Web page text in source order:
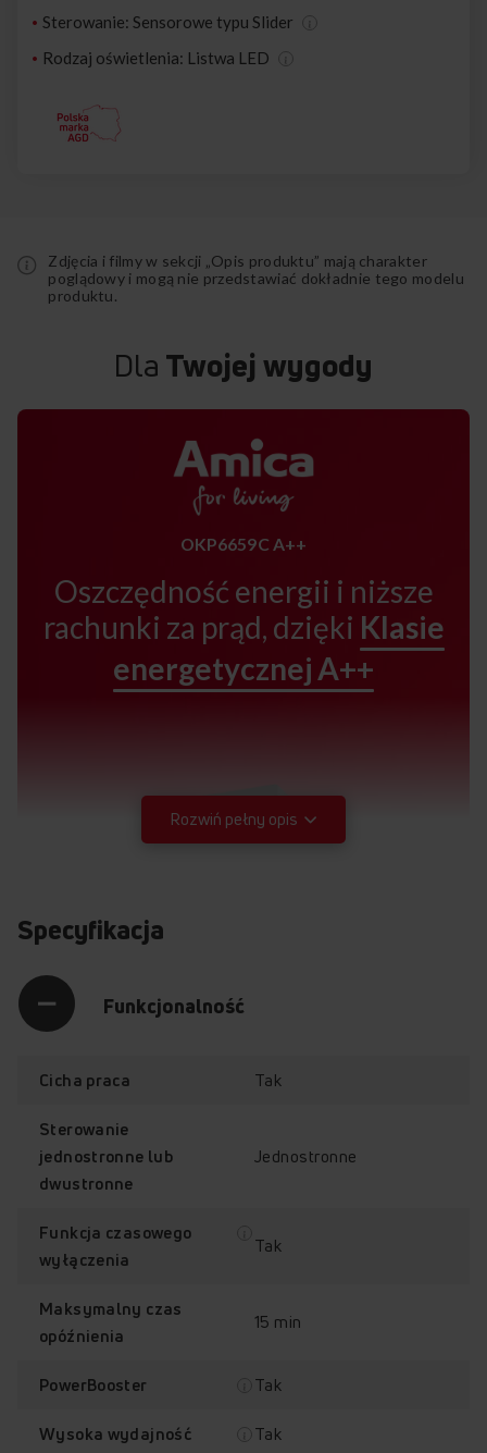
Sterowanie: Sensorowe typu Slider
Rodzaj oświetlenia: Listwa LED
Zdjęcia i filmy w sekcji „Opis produktu” mają charakter
poglądowy i mogą nie przedstawiać dokładnie tego modelu
produktu.
Dla Twojej wygody
OKP6659C A++
Oszczędność energii i niższe
rachunki za prąd, dzięki Klasie
energetycznej A++
Klasa energetyczna
Rozwiń pełny opis
Specyfikacja
Funkcjonalność
Cicha praca Tak
Sterowanie
jednostronne lub
dwustronne
Jednostronne
Funkcja czasowego
wyłączenia
Tak
Maksymalny czas
opóźnienia
15 min
PowerBooster Tak
Wysoka wydajność Tak